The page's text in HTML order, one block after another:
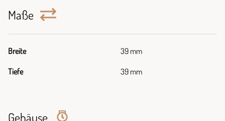
Maße
Breite 39 mm
Tiefe 39 mm
Gehäuse